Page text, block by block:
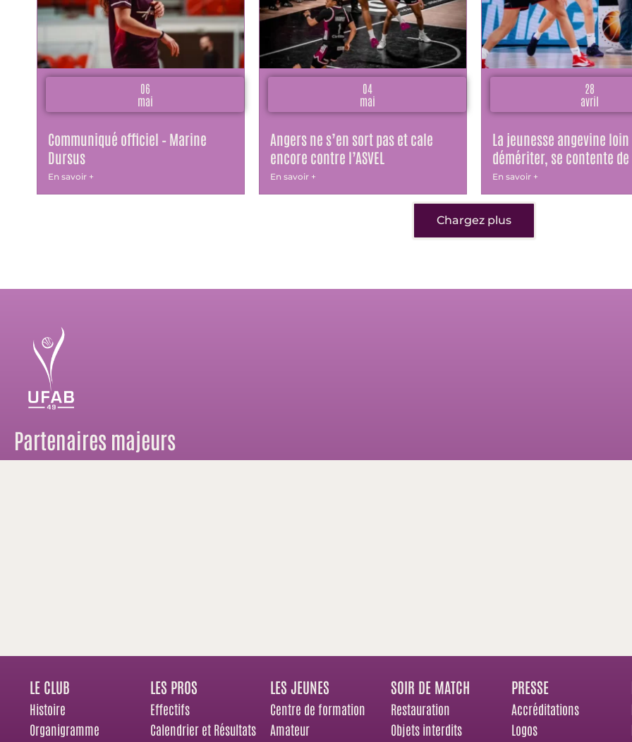
06
mai
Communiqué officiel – Marine
Dursus
En savoir +
04
mai
Angers ne s’en sort pas et cale
encore contre l’ASVEL
En savoir +
28
avril
La jeunesse angevine loin
démériter, se contente
En savoir +
Chargez plus
Partenaires majeurs
LE CLUB
Histoire
Organigramme
LES PROS
Effectifs
Calendrier et Résultats
LES JEUNES
Centre de formation
Amateur
SOIR DE MATCH
Restauration
Objets interdits
PRESSE
Accréditations
Logos